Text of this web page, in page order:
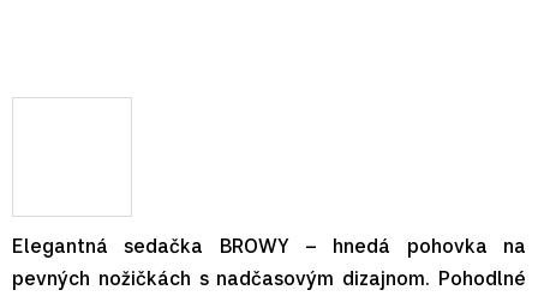
Elegantná sedačka BROWY – hnedá pohovka na
pevných nožičkách s nadčasovým dizajnom. Pohodlné